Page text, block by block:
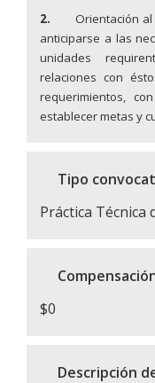
2.
Orientación al
anticiparse a las
unidades
relaciones con
requerimientos,
establecer metas y
Tipo
Práctica Técnica
$0
Descripción